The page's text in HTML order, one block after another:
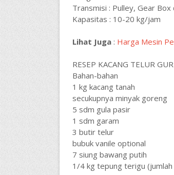
Transmisi : Pulley, Gear Box
Kapasitas : 10-20 kg/jam
Lihat Juga : Harga Mesin
RESEP KACANG TELUR
Bahan-bahan
1 kg kacang tanah
secukupnya minyak goreng
5 sdm gula pasir
1 sdm garam
3 butir telur
bubuk vanile optional
7 siung bawang putih
1/4 kg tepung terigu (jumlah